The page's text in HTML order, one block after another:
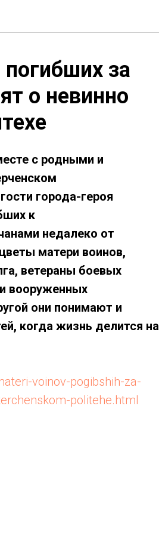
за
о невинно
с родными и
города-героя
к
недалеко от
матери воинов,
ветераны боевых
вооруженных
они понимают и
когда жизнь делится на
voinov-pogibshih-za-
politehe.html